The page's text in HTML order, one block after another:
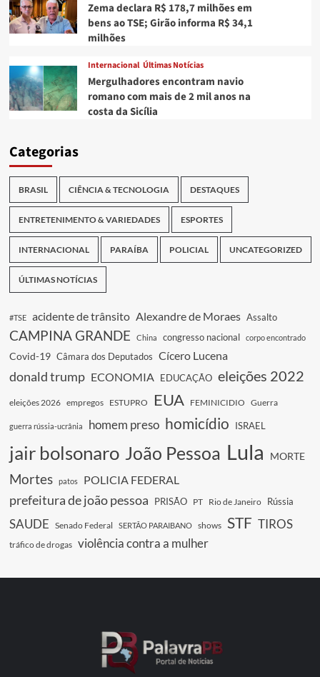
Zema declara R$ 178,7 milhões em
bens ao TSE; Girão informa R$ 34,1
milhões
Internacional Últimas Notícias
Mergulhadores encontram navio
romano com mais de 2 mil anos na
costa da Sicília
Categorias
BRASIL CIÊNCIA & TECNOLOGIA DESTAQUES
ENTRETENIMENTO & VARIEDADES ESPORTES
INTERNACIONAL PARAÍBA POLICIAL UNCATEGORIZED
ÚLTIMAS NOTÍCIAS
#TSE acidente de trânsito Alexandre de Moraes Assalto
CAMPINA GRANDE China congresso nacional corpo encontrado
Covid-19 Câmara dos Deputados Cícero Lucena
donald trump ECONOMIA EDUCAÇÃO eleições 2022
eleições 2026 empregos ESTUPRO EUA FEMINICIDIO Guerra
guerra rússia-ucrânia homem preso homicídio ISRAEL
jair bolsonaro João Pessoa Lula MORTE
Mortes patos POLICIA FEDERAL
prefeitura de joão pessoa PRISÃO PT Rio de Janeiro Rússia
SAUDE Senado Federal SERTÃO PARAIBANO shows STF TIROS
tráfico de drogas violência contra a mulher